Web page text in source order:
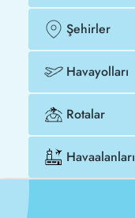
Şehirler
Havayolları
Rotalar
Havaalanları